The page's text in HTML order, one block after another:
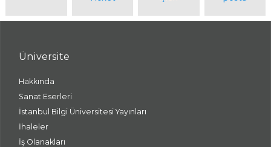
Üniversite
Hakkında
Sanat Eserleri
İstanbul Bilgi Üniversitesi Yayınları
İhaleler
İş Olanakları